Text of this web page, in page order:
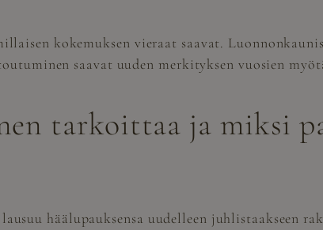
kokemuksen vieraat saavat.
saavat uuden merkityksen vuosien
tarkoittaa ja miksi
häälupauksensa uudelleen juhlistaakseen